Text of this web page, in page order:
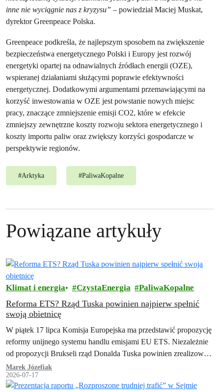
inne nie wyciągnie nas z kryzysu” – powiedział Maciej Muskat,
dyrektor Greenpeace Polska.
Greenpeace podkreśla, że najlepszym sposobem na zwiększenie
bezpieczeństwa energetycznego Polski i Europy jest rozwój
energetyki opartej na odnawialnych źródłach energii (OZE),
wspieranej działaniami służącymi poprawie efektywności
energetycznej. Dodatkowymi argumentami przemawiającymi na
korzyść inwestowania w OZE jest powstanie nowych miejsc
pracy, znaczące zmniejszenie emisji CO2, które w efekcie
zmniejszy zewnętrzne koszty rozwoju sektora energetycznego i
koszty importu paliw oraz zwiększy korzyści gospodarcze w
perspektywie regionów.
#Arktyka #PaliwaKopalne
Powiązane artykuły
Klimat i energia CzystaEnergia PaliwaKopalne
Reforma ETS? Rząd Tuska powinien najpierw spełnić
swoją obietnicę
W piątek 17 lipca Komisja Europejska ma przedstawić propozycję
reformy unijnego systemu handlu emisjami EU ETS. Niezależnie
od propozycji Brukseli rząd Donalda Tuska powinien zrealizować
swoją obietnicę z umowy koalicyjnej…
Marek Józefiak
2026-07-17